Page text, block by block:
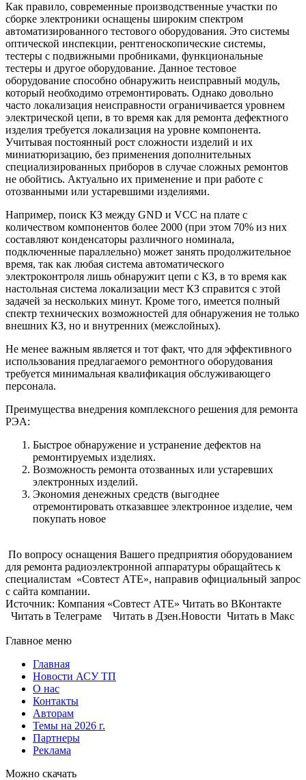
Как правило, современные производственные участки по
сборке электроники оснащены широким спектром
автоматизированного тестового оборудования. Это системы
оптической инспекции, рентгеноскопические системы,
тестеры с подвижными пробниками, функциональные
тестеры и другое оборудование. Данное тестовое
оборудование способно обнаружить неисправный модуль,
который необходимо отремонтировать. Однако довольно
часто локализация неисправности ограничивается уровнем
электрической цепи, в то время как для ремонта дефектного
изделия требуется локализация на уровне компонента.
Учитывая постоянный рост сложности изделий и их
миниатюризацию, без применения дополнительных
специализированных приборов в случае сложных ремонтов
не обойтись. Актуально их применение и при работе с
отозванными или устаревшими изделиями.
Например, поиск КЗ между GND и VCC на плате c
количеством компонентов более 2000 (при этом 70% из них
составляют конденсаторы различного номинала,
подключенные параллельно) может занять продолжительное
время, так как любая система автоматического
электроконтроля лишь обнаружит цепи с КЗ, в то время как
настольная система локализации мест КЗ справится с этой
задачей за нескольких минут. Кроме того, имеется полный
спектр технических возможностей для обнаружения не только
внешних КЗ, но и внутренних (межслойных).
Не менее важным является и тот факт, что для эффективного
использования предлагаемого ремонтного оборудования
требуется минимальная квалификация обслуживающего
персонала.
Преимущества внедрения комплексного решения для ремонта
РЭА:
Быстрое обнаружение и устранение дефектов на
ремонтируемых изделиях.
Возможность ремонта отозванных или устаревших
электронных изделий.
Экономия денежных средств (выгоднее
отремонтировать отказавшее электронное изделие, чем
покупать новое
По вопросу оснащения Вашего предприятия оборудованием
для ремонта радиоэлектронной аппаратуры обращайтесь к
специалистам «Совтест АТЕ», направив официальный запрос
с сайта компании.
Источник: Компания «Совтест АТЕ» Читать во ВКонтакте
Читать в Телеграме Читать в Дзен.Новости Читать в Макс
Главное меню
Главная
Новости АСУ ТП
О нас
Контакты
Авторам
Темы на 2026 г.
Партнеры
Реклама
Можно скачать